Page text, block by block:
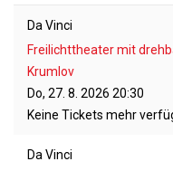
Da Vinci
Freilichttheater mit
Krumlov
Do, 27. 8. 2026 20:30
Keine Tickets mehr
Da Vinci